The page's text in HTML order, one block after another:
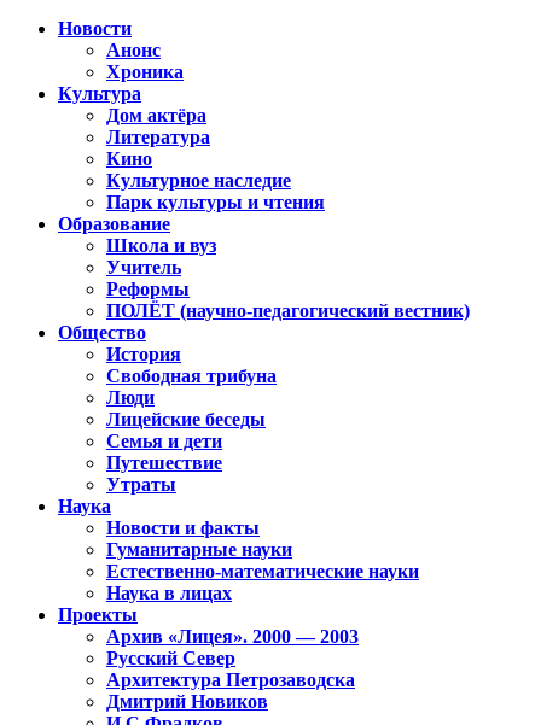
Новости
Анонс
Хроника
Культура
Дом актёра
Литература
Кино
Культурное наследие
Парк культуры и чтения
Образование
Школа и вуз
Учитель
Реформы
ПОЛЁТ (научно-педагогический вестник)
Общество
История
Свободная трибуна
Люди
Лицейские беседы
Семья и дети
Путешествие
Утраты
Наука
Новости и факты
Гуманитарные науки
Естественно-математические науки
Наука в лицах
Проекты
Архив «Лицея». 2000 — 2003
Русский Север
Архитектура Петрозаводска
Дмитрий Новиков